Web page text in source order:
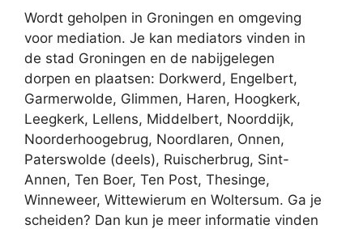
Wordt geholpen in Groningen en omgeving
voor mediation. Je kan mediators vinden in
de stad Groningen en de nabijgelegen
dorpen en plaatsen: Dorkwerd, Engelbert,
Garmerwolde, Glimmen, Haren, Hoogkerk,
Leegkerk, Lellens, Middelbert, Noorddijk,
Noorderhoogebrug, Noordlaren, Onnen,
Paterswolde (deels), Ruischerbrug, Sint-
Annen, Ten Boer, Ten Post, Thesinge,
Winneweer, Wittewierum en Woltersum. Ga je
scheiden? Dan kun je meer informatie vinden